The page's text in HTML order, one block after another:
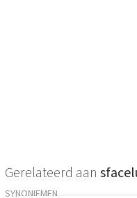
Gerelateerd aan
SYNONIEMEN